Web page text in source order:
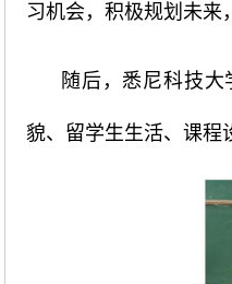
习机会，积极规划未来
随后，悉尼科技
貌、留学生生活、课程